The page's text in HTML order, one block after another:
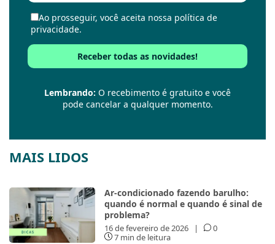
Ao prosseguir, você aceita nossa política de
privacidade.
Lembrando: O recebimento é gratuito e você
pode cancelar a qualquer momento.
MAIS LIDOS
Ar-condicionado fazendo barulho:
quando é normal e quando é sinal de
problema?
16 de fevereiro de 2026 |
0
7 min de leitura